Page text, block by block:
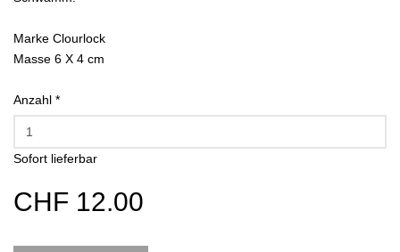
Marke Clourlock
Masse 6 X 4 cm
Anzahl *
Sofort lieferbar
CHF 12.00